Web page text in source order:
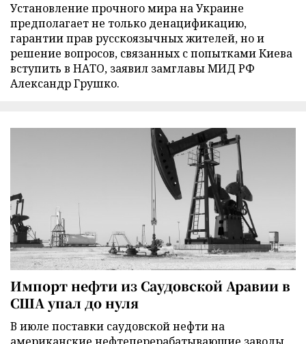
Установление прочного мира на Украине
предполагает не только денацификацию,
гарантии прав русскоязычных жителей, но и
решение вопросов, связанных с попытками Киева
вступить в НАТО, заявил замглавы МИД РФ
Александр Грушко.
Импорт нефти из Саудовской Аравии в
США упал до нуля
В июле поставки саудовской нефти на